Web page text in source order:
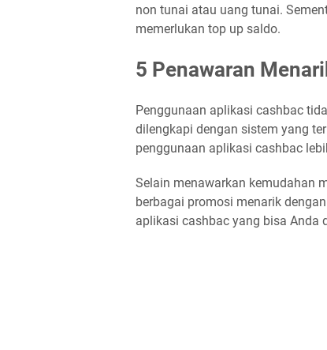
non tunai atau uang tunai.
memerlukan top up saldo.
5 Penawaran
Penggunaan aplikasi cashbac
dilengkapi dengan sistem yang
penggunaan aplikasi cashbac
Selain menawarkan kemudahan
berbagai promosi menarik
aplikasi cashbac yang bisa Anda